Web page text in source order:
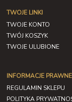
TWOJE LINKI
TWOJE KONTO
TWÓJ KOSZYK
TWOJE ULUBIONE
INFORMACJE PRAWNE
REGULAMIN SKLEPU
POLITYKA